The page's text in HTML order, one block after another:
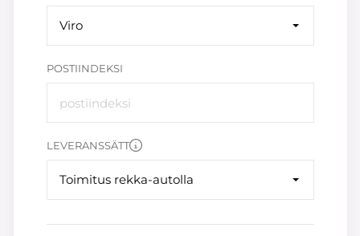
Viro
POSTIINDEKSI
LEVERANSSÄTT
Toimitus rekka-autolla